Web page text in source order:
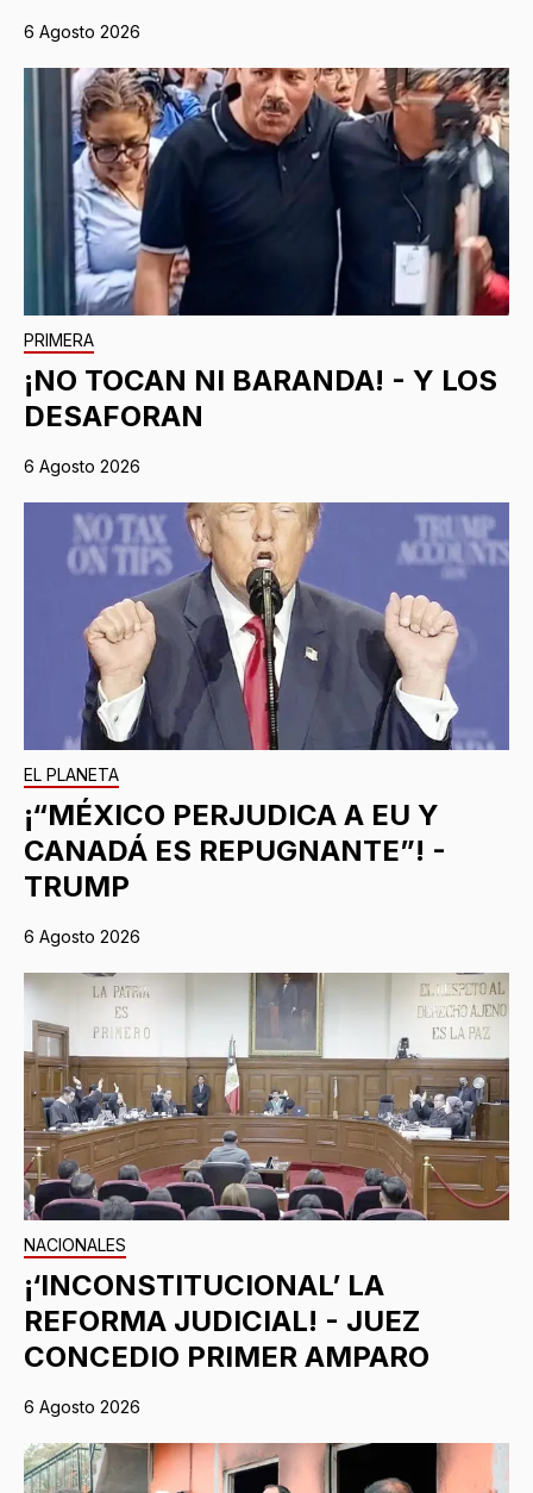
6 Agosto 2026
PRIMERA
¡NO TOCAN NI BARANDA! - Y LOS
DESAFORAN
6 Agosto 2026
EL PLANETA
¡“MÉXICO PERJUDICA A EU Y
CANADÁ ES REPUGNANTE”! -
TRUMP
6 Agosto 2026
NACIONALES
¡‘INCONSTITUCIONAL’ LA
REFORMA JUDICIAL! - JUEZ
CONCEDIO PRIMER AMPARO
6 Agosto 2026